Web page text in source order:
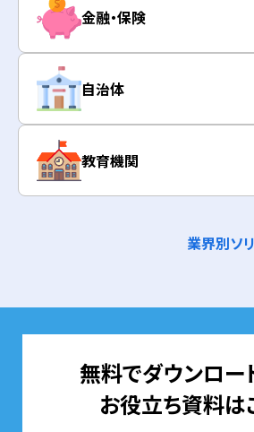
金融・保険
自治体
教育機関
業界別ソ
無料でダウンロー
お役立ち資料は